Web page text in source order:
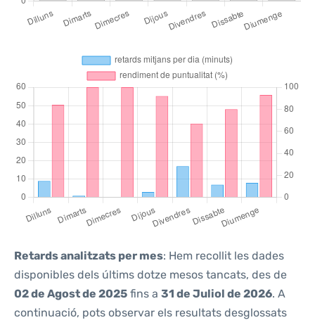
Retards analitzats per mes: Hem recollit les dades
disponibles dels últims dotze mesos tancats, des de
02 de Agost de 2025 fins a 31 de Juliol de 2026. A
continuació, pots observar els resultats desglossats